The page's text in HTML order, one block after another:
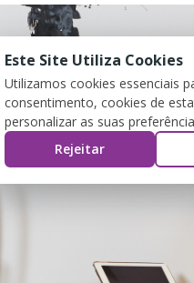
Este Site Utiliza Cookies
Utilizamos cookies essenciais
consentimento, cookies de
personalizar as suas
Rejeitar